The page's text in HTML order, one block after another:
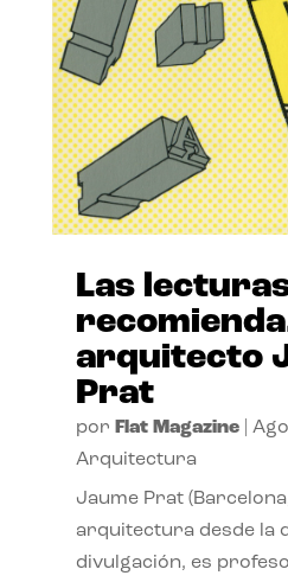
Las
arquitecto
Prat
por Flat Magazine|
Arquitectura
Jaume Prat
arquitectura desde la
divulgación, es